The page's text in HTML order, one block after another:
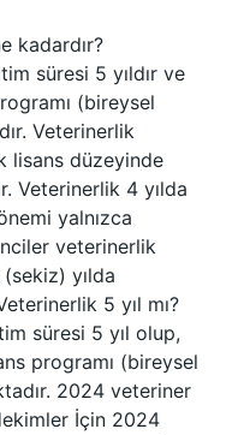
kadardır?
süresi 5 yıldır ve
(bireysel
Veterinerlik
lisans düzeyinde
Veterinerlik 4 yılda
yalnızca
veterinerlik
yılda
5 yıl mı?
süresi 5 yıl olup,
programı (bireysel
2024 veteriner
İçin 2024